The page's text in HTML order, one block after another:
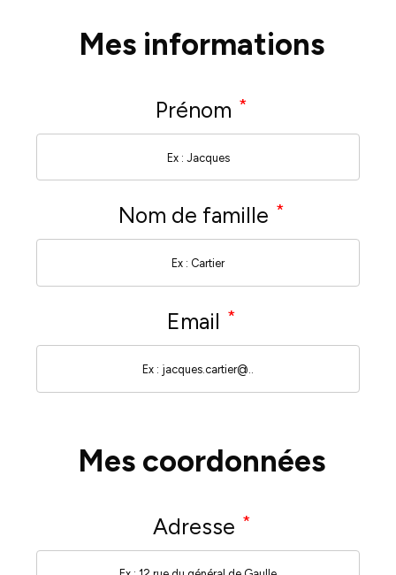
Mes informations
Prénom *
Nom de famille *
Email *
Mes coordonnées
Adresse *